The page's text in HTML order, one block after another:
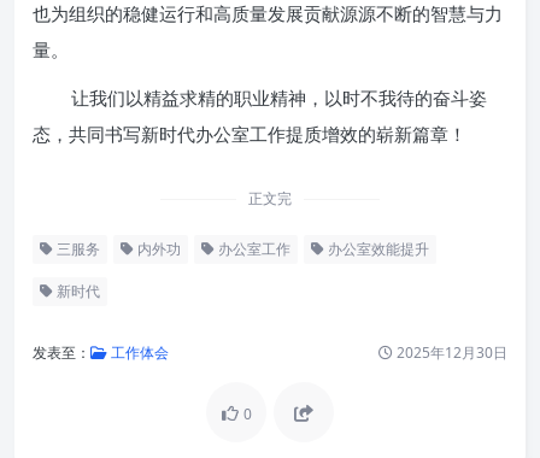
也为组织的稳健运行和高质量发展贡献源源不断的智慧与力
量。
让我们以精益求精的职业精神，以时不我待的奋斗姿
态，共同书写新时代办公室工作提质增效的崭新篇章！
正文完
三服务 内外功 办公室工作 办公室效能提升
新时代
发表至： 工作体会 2025年12月30日
0